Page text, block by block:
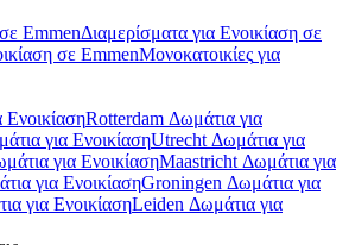
EmmenΔιαμερίσματα για Ενοικίαση σε
σε EmmenΜονοκατοικίες για
Rotterdam Δωμάτια για
για ΕνοικίασηUtrecht Δωμάτια για
για ΕνοικίασηMaastricht Δωμάτια για
για ΕνοικίασηGroningen Δωμάτια για
για ΕνοικίασηLeiden Δωμάτια για